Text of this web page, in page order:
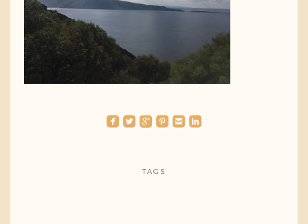
roundedfacebook roundedtwitterbird roundedgoogleplus roundedpinterest roundedemail roundedlinkedin
TAGS